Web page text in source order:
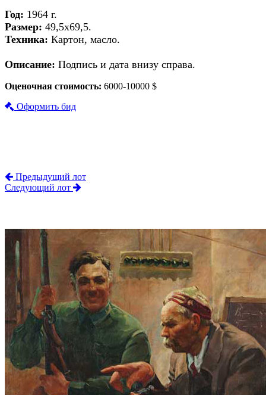
Год: 1964 г.
Размер: 49,5х69,5.
Техника: Картон, масло.
Описание: Подпись и дата внизу справа.
Оценочная стоимость: 6000-10000 $
Оформить бид
Предыдущий лот
Следующий лот